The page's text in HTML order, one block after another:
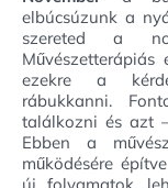
elbúcsúzunk a
szereted a
ezekre a
rábukkanni.
találkozni és azt
Ebben a
működésére
új folyamatok,